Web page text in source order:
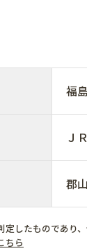
福
Ｊ
郡
したものであり
ちら